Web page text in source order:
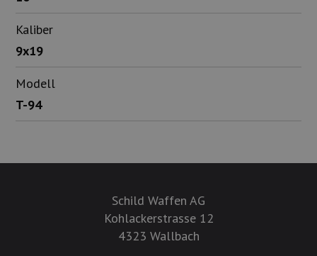
Kaliber
9x19
Modell
T-94
Schild Waffen AG
Kohlackerstrasse 12
4323 Wallbach